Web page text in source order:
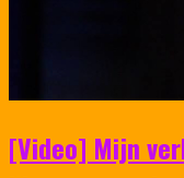
[Video] Mijn